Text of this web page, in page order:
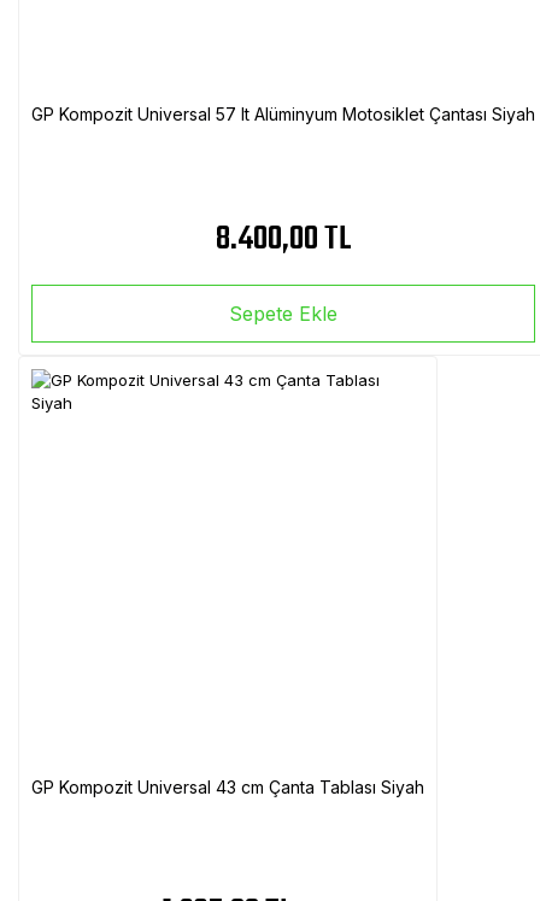
GP Kompozit Universal 57 lt Alüminyum Motosiklet Çantası Siyah
8.400,00 TL
Sepete Ekle
GP Kompozit Universal 43 cm Çanta Tablası Siyah